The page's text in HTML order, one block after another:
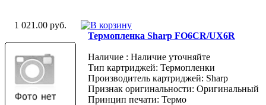
1 021.00 руб.
Термопленка Sharp FO6CR/UX6R
Наличие : Наличие уточняйте
Тип картриджей: Термопленки
Производитель картриджей: Sharp
Признак оригинальности: Оригинальный
Принцип печати: Термо